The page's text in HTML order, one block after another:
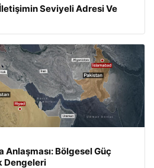
Seviyeli Adresi Ve
Bölgesel Güç
Dengeleri